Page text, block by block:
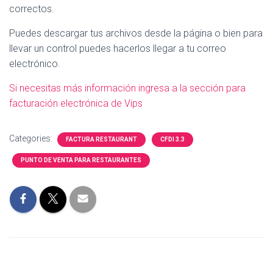
correctos.
Puedes descargar tus archivos desde la página o bien para
llevar un control puedes hacerlos llegar a tu correo
electrónico.
Si necesitas más información ingresa a la sección para
facturación electrónica de Vips
Categories: FACTURA RESTAURANT CFDI 3.3
PUNTO DE VENTA PARA RESTAURANTES